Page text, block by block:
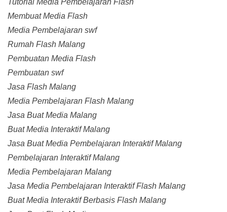
Tutorial Media Pembelajaran Flash
Membuat Media Flash
Media Pembelajaran swf
Rumah Flash Malang
Pembuatan Media Flash
Pembuatan swf
Jasa Flash Malang
Media Pembelajaran Flash Malang
Jasa Buat Media Malang
Buat Media Interaktif Malang
Jasa Buat Media Pembelajaran Interaktif Malang
Pembelajaran Interaktif Malang
Media Pembelajaran Malang
Jasa Media Pembelajaran Interaktif Flash Malang
Buat Media Interaktif Berbasis Flash Malang